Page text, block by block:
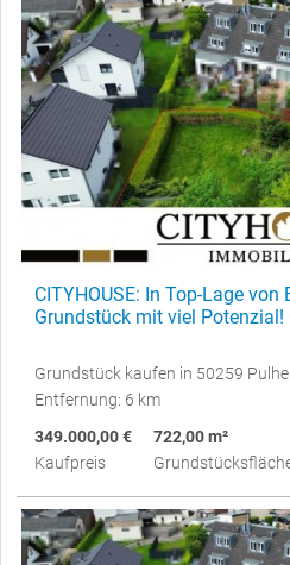
CITYHOUSE: In Top-Lage von
Grundstück mit viel
Grundstück kaufen in 50259
Entfernung: 6 km
349.000,00 €
Kaufpreis
722,00 m²